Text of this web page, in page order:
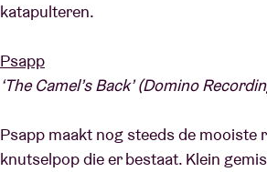
katapulteren.
Psapp
‘The Camel’s Back’ (Domino
Psapp maakt nog steeds de mooiste
knutselpop die er bestaat. Klein